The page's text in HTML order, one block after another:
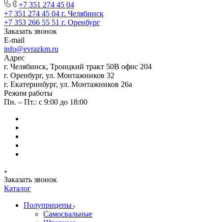
+7 351 274 45 04
+7 351 274 45 04 г. Челябинск
+7 353 266 55 51 г. Оренбург
Заказать звонок
E-mail
info@evrazkm.ru
Адрес
г. Челябинск, Троицкий тракт 50В офис 204
г. Оренбург, ул. Монтажников 32
г. Екатеринбург, ул. Монтажников 26а
Режим работы
Пн. – Пт.: с 9:00 до 18:00
Заказать звонок
Каталог
Полуприцепы
Самосвальные